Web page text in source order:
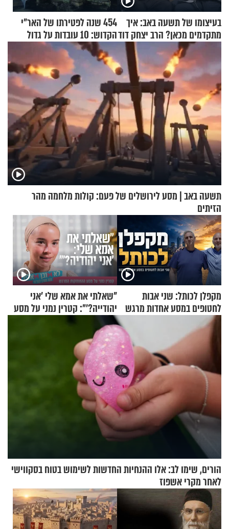
בעיצומו של תשעה באב: איך
מתקדמים מכאן? הרב יצחק דוד
גרוסמן בשיחה מיוחדת
454 שנה לפטירתו של האר"י
הקדוש: 10 עובדות על גדול
מקובלי צפת
תשעה באב | מסע לירושלים של פעם: קולות מלחמה מהר
הזיתים
מקפלן לכותל: שני אבות
לחטופים במסע אחדות מרגש
"שאלתי את אמא שלי 'אני
יהודייה?'": קטרין נמני על מסע
ההתחזקות המרגש
הורים, שימו לב: אלו ההנחיות החדשות לשימוש בטוח בסקווישי
לאחר מקרי אשפוז